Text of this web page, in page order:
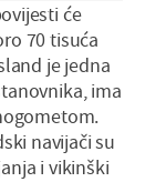
će
70 tisuća
je jedna
ima
navijači su
i vikinški